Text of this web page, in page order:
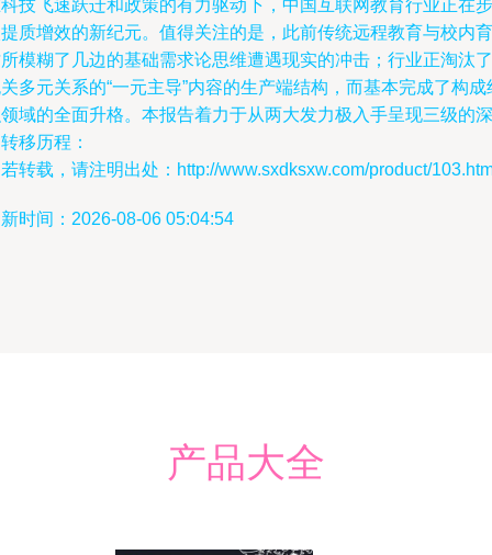
技飞速跃迁和政策的有力驱动下，中国互联网教育行业正在步
质增效的新纪元。值得关注的是，此前传统远程教育与校内育
模糊了几边的基础需求论思维遭遇现实的冲击；行业正淘汰了
多元关系的“一元主导”内容的生产端结构，而基本完成了构成
域的全面升格。本报告着力于从两大发力极入手呈现三级的深
移历程：
转载，请注明出处：http://www.sxdksxw.com/product/
时间：2026-08-06 05:04:54
产品大全